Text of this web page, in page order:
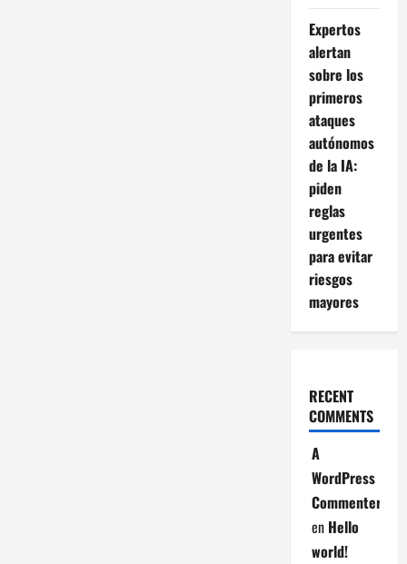
Expertos
alertan
sobre los
primeros
ataques
autónomos
de la IA:
piden
reglas
urgentes
para evitar
riesgos
mayores
RECENT
COMMENTS
A
WordPress
Commenter
en Hello
world!